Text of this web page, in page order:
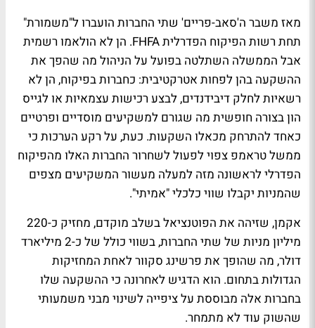
מאז משבר ה'סאב-פריים' שתי החברות הועברו ל"משמורת"
תחת רשות הפיקוח הפדרלית FHFA. הן לא הולאמו רשמית
אבל הממשלה השתלטה בפועל על הניהול מה שהפך את
ההשקעה בהן לפחות אטרקטיבית: כחברות בפיקוח, הן לא
רשאיות לחלק דיבידנדים, לבצע רכישות עצמאיות או לגייס
הון בצורה חופשית מה שגורם למשקיעים מוסדיים ופרטיים
כאחד להתרחק מכאלו השקעות. כעת, על רקע הערכות כי
ממשל טראמפ צפוי לפעול לשחרור החברות האלו מהפיקוח
הפדרלי לראשונה מזה למעלה מעשור המשקיעים מצפים
שהמניות יקבלו שווי כלכלי "אמיתי".
אקמן, שזיהה את הפוטנציאל בשלב מוקדם, מחזיק כ-220
מיליון מניות של שתי החברות, בשווי כולל של כ-2 מיליארד
דולר, מה שהופך את פרשינג סקוור לאחת המחזיקות
הגדולות בתחום. הוא הדגיש לאחרונה כי ההשקעה שלו
בחברות אלה מבוססת על ציפייה לשינוי מבני משמעותי
שהשוק עוד לא מתמחר.